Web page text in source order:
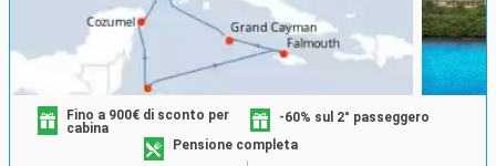
Fino a 900€ di sconto per
cabina
-60% sul 2° passeggero
Pensione completa